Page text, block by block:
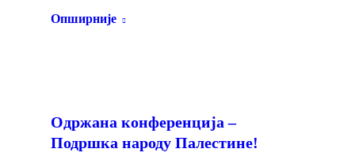
Опширније
Одржана конференција –
Подршка народу Палестине!